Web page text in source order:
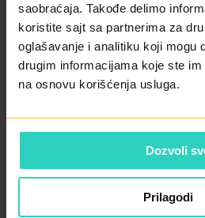
saobraćaja. Takođe delimo
koristite sajt sa partnerima za
oglašavanje i analitiku koji mogu
drugim informacijama koje ste
na osnovu korišćenja usluga.
Dozvoli
Prilagodi
donositi definitivne zaključke i
ponavljati spermogram.
Kultivacijsko ispitivanje
Kultivacionim pregledom